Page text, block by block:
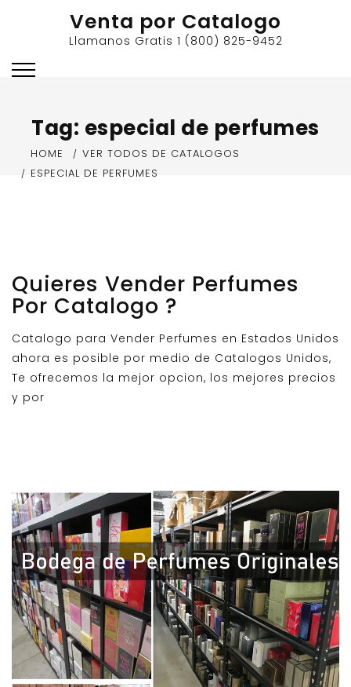
Venta por Catalogo
Llamanos Gratis 1 (800) 825-9452
Tag: especial de perfumes
HOME
VER TODOS DE CATALOGOS
ESPECIAL DE PERFUMES
Quieres Vender Perfumes
Por Catalogo ?
Catalogo para Vender Perfumes en Estados Unidos
ahora es posible por medio de Catalogos Unidos,
Te ofrecemos la mejor opcion, los mejores precios
y por